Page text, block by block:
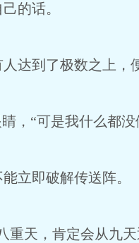
的话。
到了极数之上，
“可是我什么都没
立即破解传送阵。
天，肯定会从九天